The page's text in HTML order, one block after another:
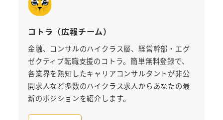
コトラ（広報チーム）
金融、コンサルのハイクラス層、経営幹部・エグ
ゼクティブ転職支援のコトラ。簡単無料登録で、
各業界を熟知したキャリアコンサルタントが非公
開求人など多数のハイクラス求人からあなたの最
新のポジションを紹介します。